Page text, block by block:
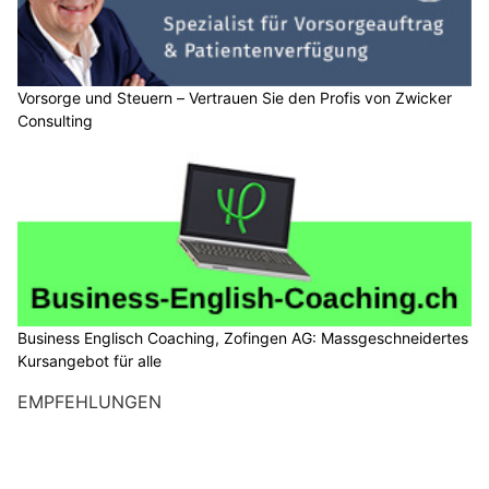
Vorsorge und Steuern – Vertrauen Sie den Profis von Zwicker
Consulting
Business Englisch Coaching, Zofingen AG: Massgeschneidertes
Kursangebot für alle
EMPFEHLUNGEN